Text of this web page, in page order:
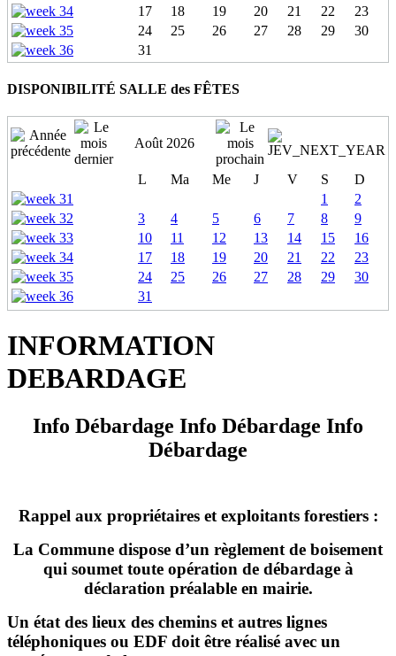
17
18 19 20 21 22
23
24
25 26 27 28 29
30
31
DISPONIBILITÉ SALLE des FÊTES
Août 2026
L Ma Me J V S
D
1
2
3
4 5 6 7 8
9
10
11 12 13 14 15
16
17
18 19 20 21 22
23
24
25 26 27 28 29
30
31
INFORMATION
DEBARDAGE
Info Débardage Info Débardage Info
Débardage
Rappel aux propriétaires et exploitants forestiers :
La Commune dispose d’un règlement de boisement
qui soumet toute opération de débardage à
déclaration préalable en mairie.
Un état des lieux des chemins et autres lignes
téléphoniques ou EDF doit être réalisé avec un